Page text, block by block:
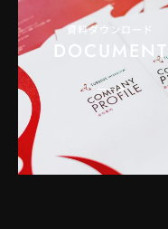
資料ダウンロード
DOCUMENT